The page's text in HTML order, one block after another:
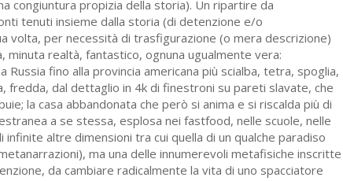
congiuntura propizia della storia). Un ripartire da
tenuti insieme dalla storia (di detenzione e/o
volta, per necessità di trasfigurazione (o mera descrizione)
realtà, fantastico, ognuna ugualmente vera:
fino alla provincia americana più scialba, tetra, spoglia,
fredda, dal dettaglio in 4k di finestroni su pareti slavate, che
la casa abbandonata che però si anima e si riscalda più di
a se stessa, esplosa nei fastfood, nelle scuole, nelle
altre dimensioni tra cui quella di un qualche paradiso
ma una delle innumerevoli metafisiche inscritte
da cambiare radicalmente la vita di uno spacciatore